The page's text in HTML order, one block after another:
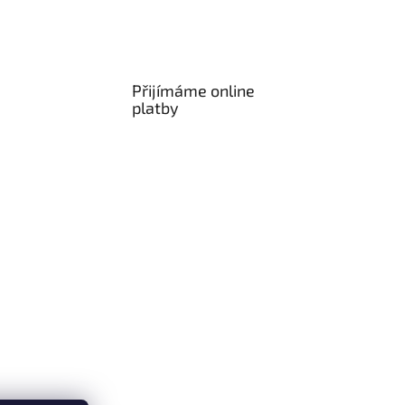
Přijímáme online
platby